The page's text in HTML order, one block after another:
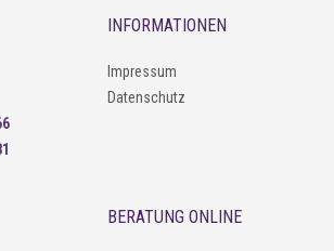
INFORMATIONEN
Impressum
Datenschutz
BERATUNG ONLINE